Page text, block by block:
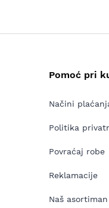
Pomoć pri
Načini
Politika
Povraćaj robe
Reklamacije
Naš asortiman